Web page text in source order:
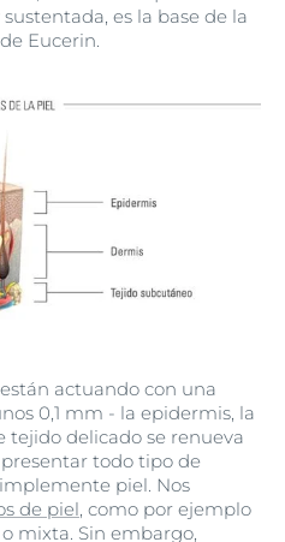
es la base de la
Eucerin.
actuando con una
0,1 mm - la epidermis, la
tejido delicado se renueva
todo tipo de
piel. Nos
de piel, como por ejemplo
mixta. Sin embargo,